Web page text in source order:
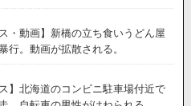
・動画】新橋の立ち食いうどん屋
行。動画が拡散される。
】北海道のコンビニ駐車場付近で